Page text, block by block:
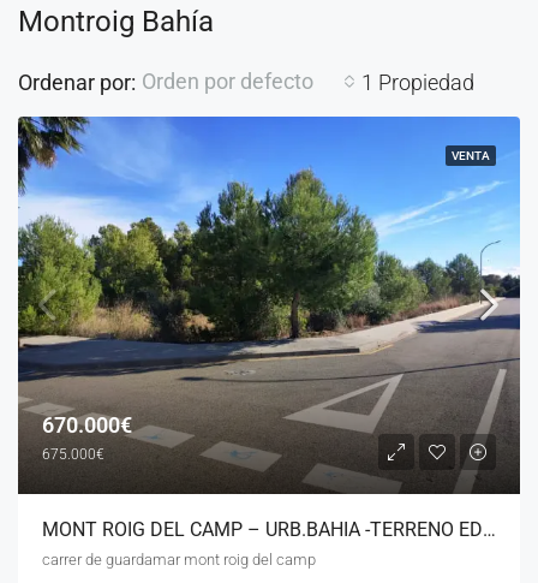
Montroig Bahía
1 Propiedad
Ordenar por: Orden por defecto
VENTA
670.000€
675.000€
MONT ROIG DEL CAMP – URB.BAHIA -TERRENO EDIFICABLE DE 5721 M2 A 600 METROS DE LA PLAYA
carrer de guardamar mont roig del camp